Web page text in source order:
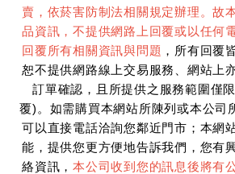
賣，依菸害防制法相關規定辦理。故
品資訊，不提供網路上回覆或以任何
回覆所有相關資訊與問題 ，所有回覆
恕不提供網路線上交易服務、網站上
訂單確認，且所提供之服務範圍僅
覆)。如需購買本網站所陳列或本公司
可以直接電話洽詢您鄰近門市；本網
能，提供您更方便地告訴我們，您有
絡資訊，本公司收到您的訊息後將有